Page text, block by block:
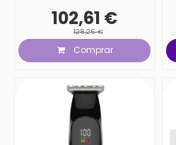
102,61 €
128,26 €
Comprar